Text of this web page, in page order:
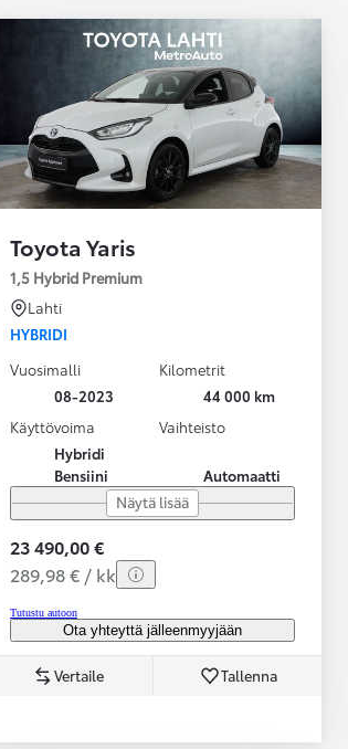
Toyota Yaris
1,5 Hybrid Premium
Lahti
HYBRIDI
Vuosimalli
08-2023
Kilometrit
44 000 km
Käyttövoima
Hybridi
Bensiini
Vaihteisto
Automaatti
Näytä lisää
23 490,00 €
289,98 € / kk
Tutustu autoon
Ota yhteyttä jälleenmyyjään
Vertaile Tallenna